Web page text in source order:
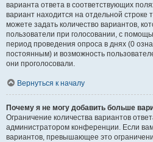
варианта ответа в соответствующих
вариант находится на отдельной строке
можете задать количество вариантов,
пользователи при голосовании, с
период проведения опроса в днях (0
постоянным) и возможность
они проголосовали.
Вернуться к началу
Почему я не могу добавить больше
Ограничение количества вариантов
администратором конференции. Если
вариантов, превышающее это